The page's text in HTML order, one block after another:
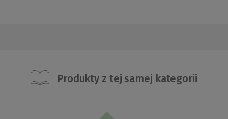
Produkty z tej samej kategorii